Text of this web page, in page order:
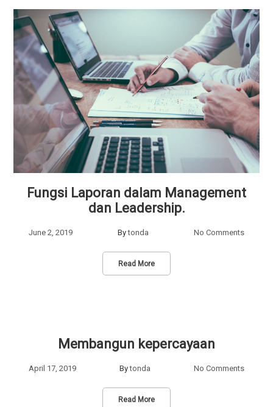
Fungsi Laporan dalam Management
dan Leadership.
June 2, 2019 Bytonda No Comments
Read More
Membangun kepercayaan
April 17, 2019 Bytonda No Comments
Read More